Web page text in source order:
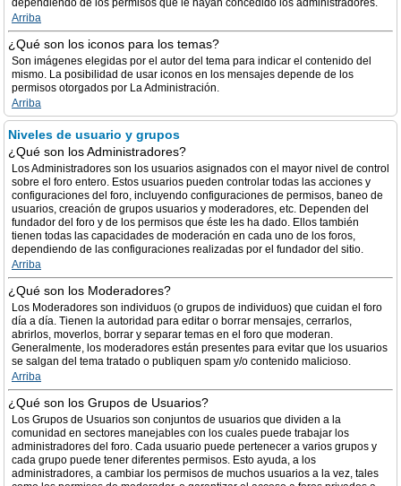
dependiendo de los permisos que le hayan concedido los administradores.
Arriba
¿Qué son los iconos para los temas?
Son imágenes elegidas por el autor del tema para indicar el contenido del
mismo. La posibilidad de usar iconos en los mensajes depende de los
permisos otorgados por La Administración.
Arriba
Niveles de usuario y grupos
¿Qué son los Administradores?
Los Administradores son los usuarios asignados con el mayor nivel de control
sobre el foro entero. Estos usuarios pueden controlar todas las acciones y
configuraciones del foro, incluyendo configuraciones de permisos, baneo de
usuarios, creación de grupos usuarios y moderadores, etc. Dependen del
fundador del foro y de los permisos que éste les ha dado. Ellos también
tienen todas las capacidades de moderación en cada uno de los foros,
dependiendo de las configuraciones realizadas por el fundador del sitio.
Arriba
¿Qué son los Moderadores?
Los Moderadores son individuos (o grupos de individuos) que cuidan el foro
día a día. Tienen la autoridad para editar o borrar mensajes, cerrarlos,
abrirlos, moverlos, borrar y separar temas en el foro que moderan.
Generalmente, los moderadores están presentes para evitar que los usuarios
se salgan del tema tratado o publiquen spam y/o contenido malicioso.
Arriba
¿Qué son los Grupos de Usuarios?
Los Grupos de Usuarios son conjuntos de usuarios que dividen a la
comunidad en sectores manejables con los cuales puede trabajar los
administradores del foro. Cada usuario puede pertenecer a varios grupos y
cada grupo puede tener diferentes permisos. Esto ayuda, a los
administradores, a cambiar los permisos de muchos usuarios a la vez, tales